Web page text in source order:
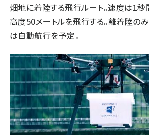
畑地に着陸する飛行ルート。速度は1秒
高度50メートルを飛行する。離着陸の
は自動航行を予定。